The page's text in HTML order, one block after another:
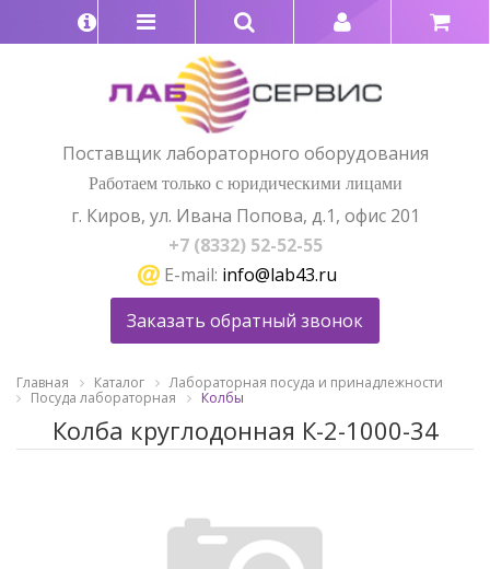
Поставщик лабораторного оборудования
Работаем только с юридическими лицами
г. Киров, ул. Ивана Попова, д.1, офис 201
+7 (8332) 52-52-55
E-mail: info@lab43.ru
Заказать обратный звонок
Главная Каталог
Лабораторная посуда и принадлежности
Посуда лабораторная
Колбы
Колба круглодонная К-2-1000-34